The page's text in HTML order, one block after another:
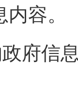
容。
府信